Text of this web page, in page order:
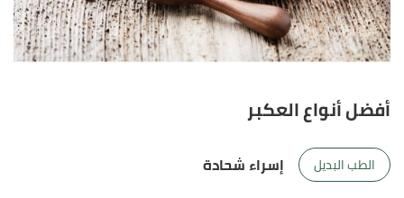
أفضل أنواع العكبر
الطب البديل
إسراء شحادة